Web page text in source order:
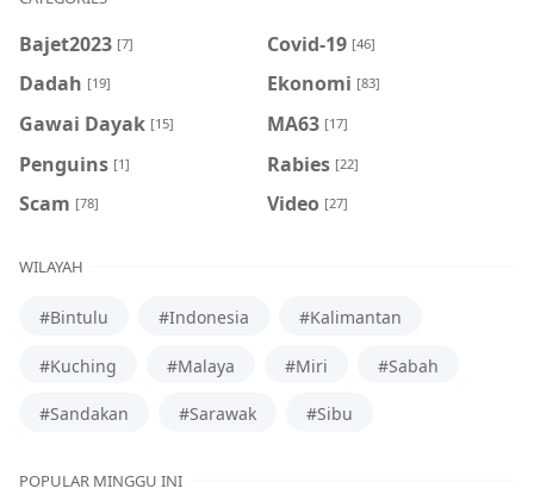
Bajet2023 [7] Covid-19 [46]
Dadah [19] Ekonomi [83]
Gawai Dayak [15] MA63 [17]
Penguins [1] Rabies [22]
Scam [78] Video [27]
WILAYAH
#Bintulu #Indonesia #Kalimantan
#Kuching #Malaya #Miri #Sabah
#Sandakan #Sarawak #Sibu
POPULAR MINGGU INI